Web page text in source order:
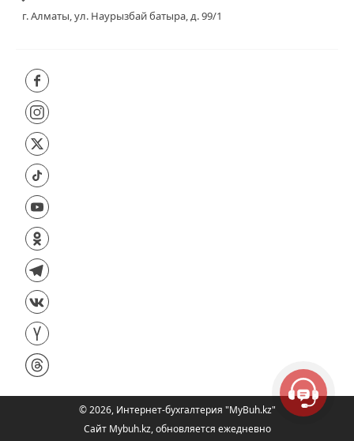
г. Алматы, ул. Наурызбай батыра, д. 99/1
©2026, Интернет-бухгалтерия "MyBuh.kz"
Сайт Mybuh.kz, обновляется ежедневно